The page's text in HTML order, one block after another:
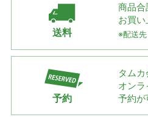
送料
商品合
お買
※配送先
予約
タム
オン
予約が